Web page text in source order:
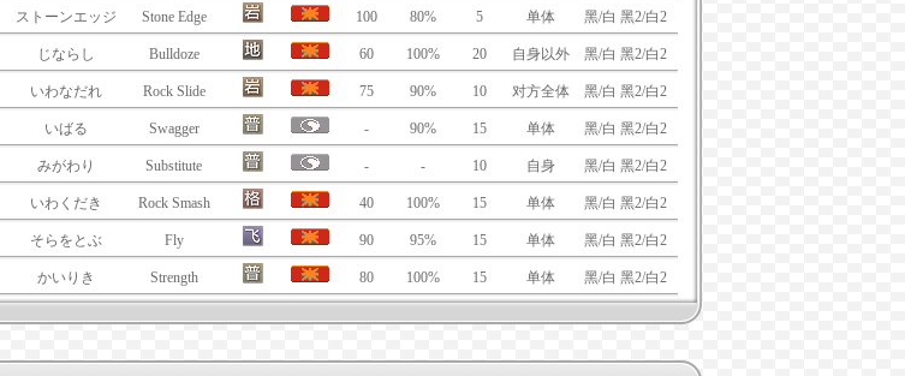
ストーンエッジ Stone Edge 100 80% 5 单体 黑/白 黑2/白2
じならし Bulldoze 60 100% 20 自身以外 黑/白 黑2/白2
いわなだれ Rock Slide 75 90% 10 对方全体 黑/白 黑2/白2
いばる Swagger - 90% 15 单体 黑/白 黑2/白2
みがわり Substitute - - 10 自身 黑/白 黑2/白2
いわくだき Rock Smash 40 100% 15 单体 黑/白 黑2/白2
そらをとぶ Fly 90 95% 15 单体 黑/白 黑2/白2
かいりき Strength 80 100% 15 单体 黑/白 黑2/白2